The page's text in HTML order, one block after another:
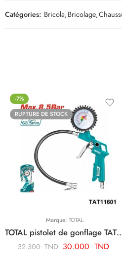
Catégories: Bricola,Bricolage,
-7%
RUPTURE DE STOCK
Marque: TOTAL
TOTAL pistolet de
32.300TND 30.000 TND